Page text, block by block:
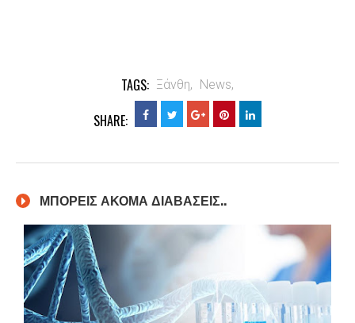
TAGS: Ξάνθη, News,
SHARE:
ΜΠΟΡΕΙΣ ΑΚΟΜΑ ΔΙΑΒΑΣΕΙΣ..